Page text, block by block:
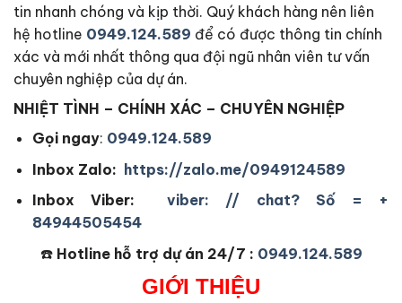
tin nhanh chóng và kịp thời. Quý khách hàng nên liên
hệ hotline 0949.124.589 để có được thông tin chính
xác và mới nhất thông qua đội ngũ nhân viên tư vấn
chuyên nghiệp của dự án.
NHIỆT TÌNH – CHÍNH XÁC – CHUYÊN NGHIỆP
Gọi ngay: 0949.124.589
Inbox Zalo: https://zalo.me/0949124589
Inbox Viber:viber: // chat? Số = +
84944505454
☎️Hotline hỗ trợ dự án 24/7 : 0949.124.589
GIỚI THIỆU